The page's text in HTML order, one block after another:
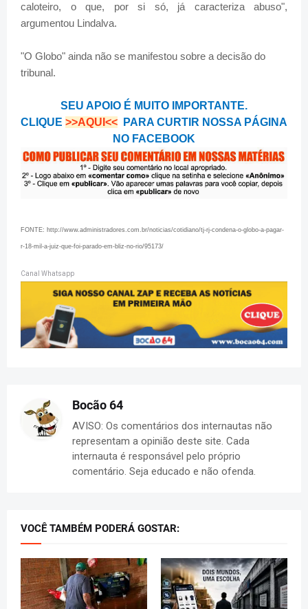
caloteiro, o que, por si só, já caracteriza abuso",
argumentou Lindalva.
"O Globo" ainda não se manifestou sobre a decisão do
tribunal.
SEU APOIO É MUITO IMPORTANTE.
CLIQUE >>AQUI<< PARA CURTIR NOSSA PÁGINA
NO FACEBOOK
FONTE: http://www.administradores.com.br/noticias/cotidiano/tj-rj-condena-o-globo-a-pagar-
r-18-mil-a-juiz-que-foi-parado-em-bliz-no-rio/95173/
Canal Whatsapp
Bocão 64
AVISO: Os comentários dos internautas não
representam a opinião deste site. Cada
internauta é responsável pelo próprio
comentário. Seja educado e não ofenda.
VOCÊ TAMBÉM PODERÁ GOSTAR: